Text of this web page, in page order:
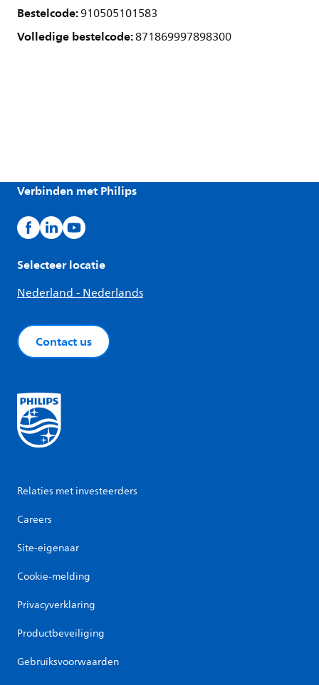
Bestelcode:910505101583
Volledige bestelcode:871869997898300
Verbinden met Philips
Selecteer locatie
Nederland - Nederlands
Contact us
Relaties met investeerders
Careers
Site-eigenaar
Cookie-melding
Privacyverklaring
Productbeveiliging
Gebruiksvoorwaarden